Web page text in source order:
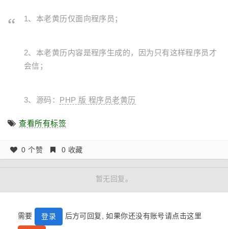
1、本老黄历仅面向程序员；
2、本老黄历内容是程序生成的，因为只有这样程序员才
会信；
3、源码： PHP 版 程序员老黄历
查看所有标签
0 个赞 0 收藏
暂无回复。
需要 登录 后方可回复, 如果你还没有账号请点击这里